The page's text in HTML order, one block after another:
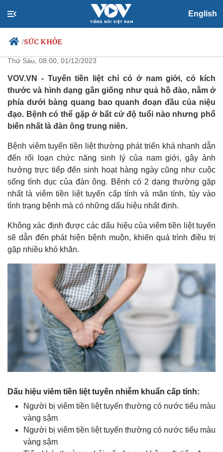
English
/SỨC KHỎE
Chính trị
Đảng
Tổ chức nhân sự
Quốc hội
Xã hội
Tin 24h
Dự báo thời tiết
Giáo dục
Việc làm
Biển đảo
Bệnh viêm tiền liệt tuyến ở nam
giới có nguy hiểm không?
Thứ Sáu, 08:00, 01/12/2023
VOV.VN - Tuyến tiền liệt chỉ có ở nam giới, có kích
thước và hình dạng gần giống như quả hồ đào, nằm ở
phía dưới bàng quang bao quanh đoạn đầu của niệu
đạo. Bệnh có thể gặp ở bất cứ độ tuổi nào nhưng phổ
biến nhất là đàn ông trung niên.
Bệnh viêm tuyến tiền liệt thường phát triển khá nhanh dẫn
đến rối loạn chức năng sinh lý của nam giới, gây ảnh
hưởng trực tiếp đến sinh hoạt hàng ngày cũng như cuộc
sống tình dục của đàn ông. Bệnh có 2 dạng thường gặp
nhất là viêm tiền liệt tuyến cấp tính và mãn tính, tùy vào
tình trạng bệnh mà có những dấu hiệu nhất định.
Không xác định được các dấu hiệu của viêm tiền liệt tuyến
sẽ dẫn đến phát hiện bệnh muộn, khiến quá trình điều trị
gặp nhiều khó khăn.
Dấu hiệu viêm tiền liệt tuyến nhiễm khuẩn cấp tính:
Người bị viêm tiền liệt tuyến thường có nước tiểu màu
vàng sậm
Người bị viêm tiền liệt tuyến thường có nước tiểu màu
vàng sậm